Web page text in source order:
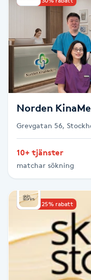
Balayage
Bambumassage
Barber
Barnklippning
BIAB
Brynformning
Brynfärgning
Norden
Grevgatan 56,
10+ tjänster
matchar sökning
Upp till 25% rabatt